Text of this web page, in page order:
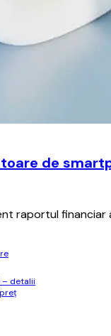
de
raportul
– detalii